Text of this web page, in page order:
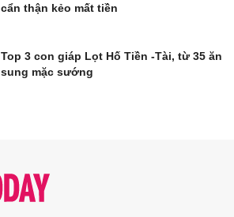
cẩn thận kẻo mất tiền
Top 3 con giáp Lọt Hố Tiền -Tài, từ 35 ăn
sung mặc sướng